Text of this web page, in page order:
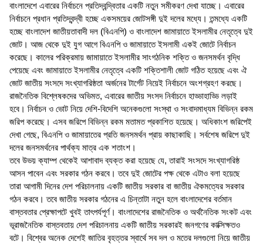
বাংলাদেশে এবারের নির্বাচনে প্রতিদ্বন্দ্বিতার একটি নতুন সমীকরণ দেখা যাচ্ছে। এবারের
নির্বাচনে প্রধান প্রতিদ্বন্দ্বী হচ্ছে একসময়ের জোটসঙ্গী দুই দলের মধ্যে। তন্মধ্যে একটি
হচ্ছে বাংলাদেশ জাতীয়তাবাদী দল (বিএনপি) ও বাংলাদেশ জামায়াতে ইসলামীর নেতৃত্বে দুই
জোট। আজ থেকে দুই যুগ আগে বিএনপি ও জামায়াতে ইসলামী একই জোটে নির্বাচন
করেছে। কালের পরিক্রমায় জামায়াতে ইসলামীর সাংগঠনিক শক্তি ও জনসমর্থন বৃদ্ধি
পেয়েছে এবং জামায়াতে ইসলামীর নেতৃত্বে একটি শক্তিশালী জোট গঠিত হয়েছে এবং ঐ
জোট জাতীয় সংসদে সংখ্যাগরিষ্ঠতা অর্জনের টার্গেট নিয়েই নির্বাচনে অংশগ্রহণ করছে।
রাজনৈতিক বিশ্লেষকদের অভিমত, এবারের জাতীয় সংসদ নির্বাচনে হাড্ডাহাড্ডি লড়াই
হবে। নির্বাচন ও ভোট নিয়ে দেশি-বিদেশি অনেকগুলো সংস্থা ও সংবাদমাধ্যম বিভিন্ন রকম
জরিপ করেছে। এসব জরিপে বিভিন্ন রকম মতামত প্রকাশিত হয়েছে। অধিকাংশ জরিপেই
দেখা গেছে, বিএনপি ও জামায়াতের প্রতি জনসমর্থন প্রায় কাছাকাছি। সর্বশেষ জরিপে দুই
দলের জনসমর্থনের পার্থক্য মাত্র এক শতাংশ।
তবে উভয় ক্যাম্প থেকেই আশাবাদ ব্যক্ত করা হয়েছে যে, তারাই সংসদে সংখ্যাগরিষ্ঠ
আসন পাবেন এবং সরকার গঠন করবে। তবে দুই জোটের পক্ষ থেকে এটাও বলা হয়েছে
তারা আগামী দিনের দেশ পরিচালনায় একটি জাতীয় সরকার বা জাতীয় ঐকমত্যের সরকার
গঠন করবে। তবে জাতীয় সরকার গঠনের এ চিন্তাটা নতুন হলে বাংলাদেশের বর্তমান
বাস্তবতার প্রেক্ষাপটে খুবই তাৎপর্যপূর্ণ। বাংলাদেশের রাজনৈতিক ও অর্থনৈতিক সংকট এবং
ভূরাজনৈতিক বাস্তবতায় দেশ পরিচালনায় একটি জাতীয় সরকারই জনগণের কাক্সিক্ষতও
বটে। বিশ্বের অনেক দেশেই জাতির বৃহত্তর স্বার্থে সব দল ও মতের দলগুলো নিয়ে জাতীয়